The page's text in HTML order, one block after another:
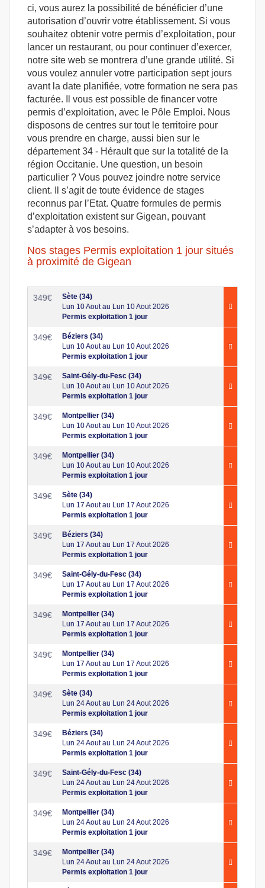
ci, vous aurez la possibilité de bénéficier d’une
autorisation d’ouvrir votre établissement. Si vous
souhaitez obtenir votre permis d’exploitation, pour
lancer un restaurant, ou pour continuer d’exercer,
notre site web se montrera d’une grande utilité. Si
vous voulez annuler votre participation sept jours
avant la date planifiée, votre formation ne sera pas
facturée. Il vous est possible de financer votre
permis d’exploitation, avec le Pôle Emploi. Nous
disposons de centres sur tout le territoire pour
vous prendre en charge, aussi bien sur le
département 34 - Hérault que sur la totalité de la
région Occitanie. Une question, un besoin
particulier ? Vous pouvez joindre notre service
client. Il s’agit de toute évidence de stages
reconnus par l’Etat. Quatre formules de permis
d’exploitation existent sur Gigean, pouvant
s’adapter à vos besoins.
Nos stages Permis exploitation 1 jour situés
à proximité de Gigean
349€
Sète (34)
Lun 10 Aout au Lun 10 Aout 2026
Permis exploitation 1 jour
349€
Béziers (34)
Lun 10 Aout au Lun 10 Aout 2026
Permis exploitation 1 jour
349€
Saint-Gély-du-Fesc (34)
Lun 10 Aout au Lun 10 Aout 2026
Permis exploitation 1 jour
349€
Montpellier (34)
Lun 10 Aout au Lun 10 Aout 2026
Permis exploitation 1 jour
349€
Montpellier (34)
Lun 10 Aout au Lun 10 Aout 2026
Permis exploitation 1 jour
349€
Sète (34)
Lun 17 Aout au Lun 17 Aout 2026
Permis exploitation 1 jour
349€
Béziers (34)
Lun 17 Aout au Lun 17 Aout 2026
Permis exploitation 1 jour
349€
Saint-Gély-du-Fesc (34)
Lun 17 Aout au Lun 17 Aout 2026
Permis exploitation 1 jour
349€
Montpellier (34)
Lun 17 Aout au Lun 17 Aout 2026
Permis exploitation 1 jour
349€
Montpellier (34)
Lun 17 Aout au Lun 17 Aout 2026
Permis exploitation 1 jour
349€
Sète (34)
Lun 24 Aout au Lun 24 Aout 2026
Permis exploitation 1 jour
349€
Béziers (34)
Lun 24 Aout au Lun 24 Aout 2026
Permis exploitation 1 jour
349€
Saint-Gély-du-Fesc (34)
Lun 24 Aout au Lun 24 Aout 2026
Permis exploitation 1 jour
349€
Montpellier (34)
Lun 24 Aout au Lun 24 Aout 2026
Permis exploitation 1 jour
349€
Montpellier (34)
Lun 24 Aout au Lun 24 Aout 2026
Permis exploitation 1 jour